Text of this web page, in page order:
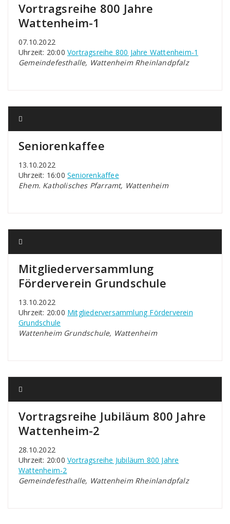
Vortragsreihe 800 Jahre
Wattenheim-1
07.10.2022
Uhrzeit: 20:00 Vortragsreihe 800 Jahre Wattenheim-1
Gemeindefesthalle, Wattenheim Rheinlandpfalz
Seniorenkaffee
13.10.2022
Uhrzeit: 16:00 Seniorenkaffee
Ehem. Katholisches Pfarramt, Wattenheim
Mitgliederversammlung
Förderverein Grundschule
13.10.2022
Uhrzeit: 20:00 Mitgliederversammlung Förderverein
Grundschule
Wattenheim Grundschule, Wattenheim
Vortragsreihe Jubiläum 800 Jahre
Wattenheim-2
28.10.2022
Uhrzeit: 20:00 Vortragsreihe Jubiläum 800 Jahre
Wattenheim-2
Gemeindefesthalle, Wattenheim Rheinlandpfalz